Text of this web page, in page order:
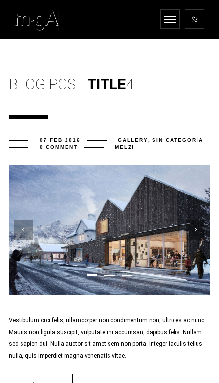
BLOG POST TITLE4
07 FEB 2016 GALLERY
SIN CATEGORÍA
0 COMMENT
MELZI
Vestibulum orci felis, ullamcorper non condimentum non, ultrices ac nunc.
Mauris non ligula suscipit, vulputate mi accumsan, dapibus felis. Nullam
sed sapien dui. Nulla auctor sit amet sem non porta. Integer iaculis tellus
nulla, quis imperdiet magna venenatis vitae.